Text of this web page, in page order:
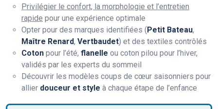
Privilégier le confort, la morphologie et l’entretien
rapide pour une expérience optimale
Opter pour des marques identifiées ( Petit Bateau,
Maître Renard, Vertbaudet) et des textiles contrôlés
Coton pour l’été, flanelle ou coton pilou pour l’hiver,
validés par les experts du sommeil
Découvrir les modèles coups de cœur saisonniers pour
allier douceur et style à chaque étape de l’enfance